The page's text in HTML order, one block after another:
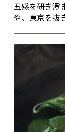
五感を研ぎ澄
や、東京を抜
からやって来
フォーマン